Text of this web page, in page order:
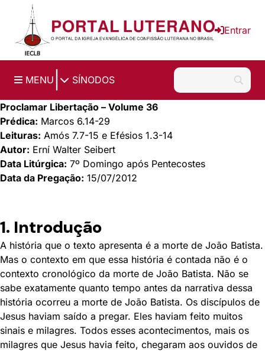
Ir para o conteúdo principal
Entrar
MENU SÍNODOS
Proclamar Libertação – Volume 36
Prédica: Marcos 6.14-29
Leituras: Amós 7.7-15 e Efésios 1.3-14
Autor: Erní Walter Seibert
Data Litúrgica: 7º Domingo após Pentecostes
Data da Pregação: 15/07/2012
1. Introdução
A história que o texto apresenta é a morte de João Batista.
Mas o contexto em que essa história é contada não é o
contexto cronológico da morte de João Batista. Não se
sabe exatamente quanto tempo antes da narrativa dessa
história ocorreu a morte de João Batista. Os discípulos de
Jesus haviam saído a pregar. Eles haviam feito muitos
sinais e milagres. Todos esses acontecimentos, mais os
milagres que Jesus havia feito, chegaram aos ouvidos de